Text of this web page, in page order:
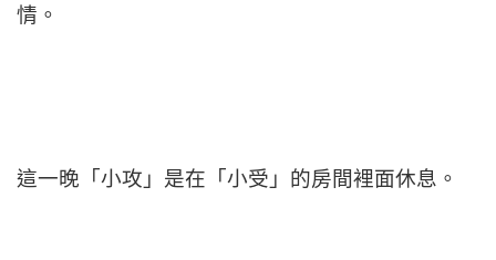
情。
這一晚「小攻」是在「小受」的房間裡面休息。